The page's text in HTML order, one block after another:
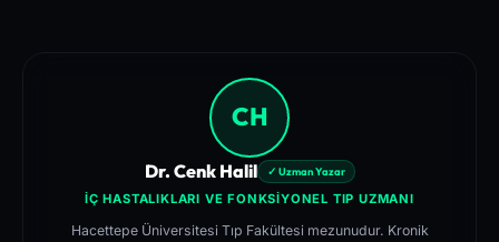
CH
Dr. Cenk Halil ✓ Uzman Yazar
İÇ HASTALIKLARI VE FONKSIYONEL TIP UZMANI
Hacettepe Üniversitesi Tıp Fakültesi mezunudur. Kronik